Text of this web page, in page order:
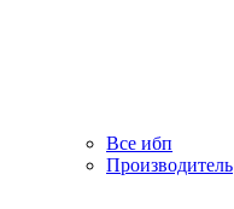
Все ибп
Производитель